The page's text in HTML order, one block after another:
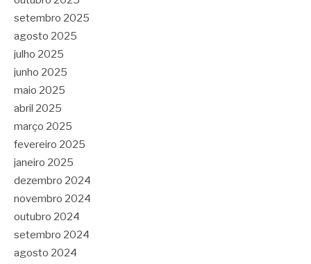
setembro 2025
agosto 2025
julho 2025
junho 2025
maio 2025
abril 2025
março 2025
fevereiro 2025
janeiro 2025
dezembro 2024
novembro 2024
outubro 2024
setembro 2024
agosto 2024